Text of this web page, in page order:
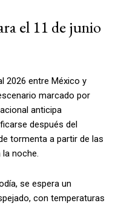
el 11 de junio
2026 entre México y
marcado por
anticipa
después del
tormenta a partir de las
noche.
se espera un
con temperaturas